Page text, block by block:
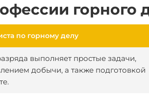
горного
по горному делу
выполняет простые задачи,
добычи, а также подготовкой